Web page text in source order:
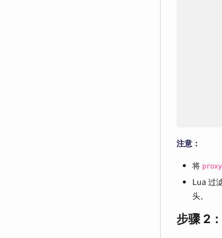
注意：
将
Lua 过
头。
步骤 2